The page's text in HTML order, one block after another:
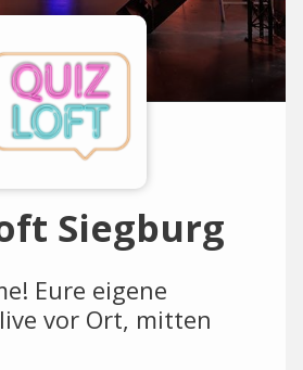
Siegburg
Eure eigene
vor Ort, mitten